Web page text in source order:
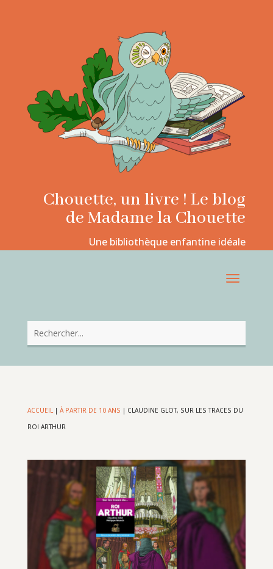
Chouette, un livre ! Le blog
de Madame la Chouette
Une bibliothèque enfantine idéale
ACCUEIL| À PARTIR DE 10 ANS | CLAUDINE GLOT, SUR LES TRACES DU
ROI ARTHUR